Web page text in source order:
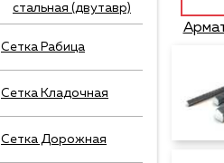
стальная (двутавр)
Сетка Рабица
Сетка Кладочная
Сетка Дорожная